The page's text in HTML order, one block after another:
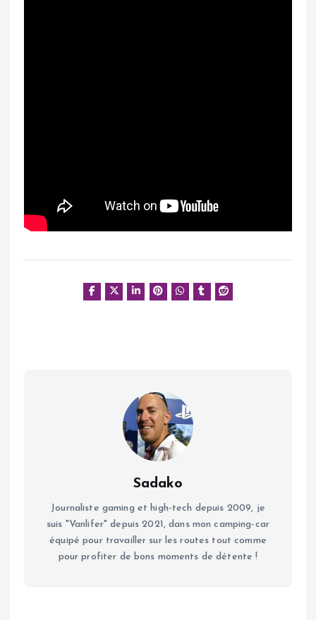
Sadako
Journaliste gaming et high-tech depuis 2009, je
suis "Vanlifer" depuis 2021, dans mon camping-car
équipé pour travailler sur les routes tout comme
pour profiter de bons moments de détente !